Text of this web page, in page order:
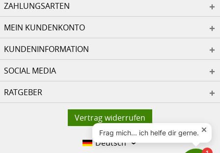
ZAHLUNGSARTEN
MEIN KUNDENKONTO
KUNDENINFORMATION
SOCIAL MEDIA
RATGEBER
Vertrag widerrufen
Deutsch